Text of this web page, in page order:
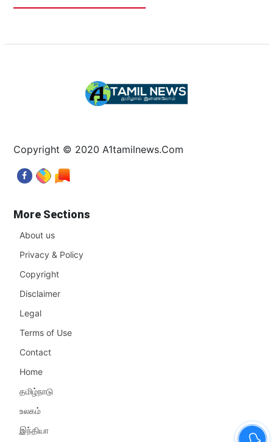
Copyright © 2020 A1tamilnews.Com
More Sections
About us
Privacy & Policy
Copyright
Disclaimer
Legal
Terms of Use
Contact
Home
தமிழ்நாடு
உலகம்
இந்தியா